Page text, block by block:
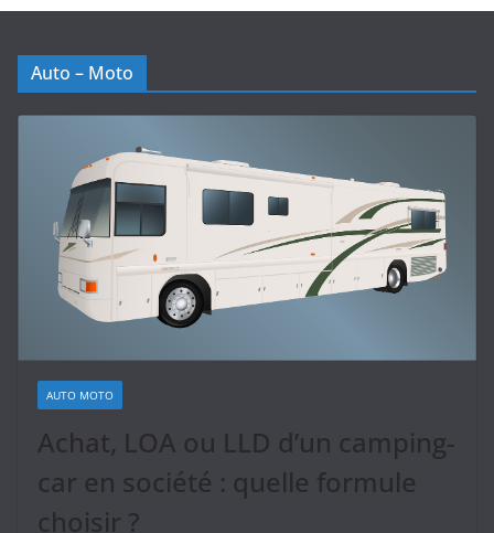
Auto – Moto
AUTO MOTO
Achat, LOA ou LLD d’un camping-
car en société : quelle formule
choisir ?